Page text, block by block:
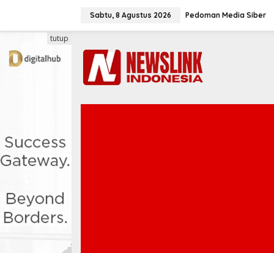
Sabtu, 8 Agustus 2026 Pedoman Media Siber
tutup